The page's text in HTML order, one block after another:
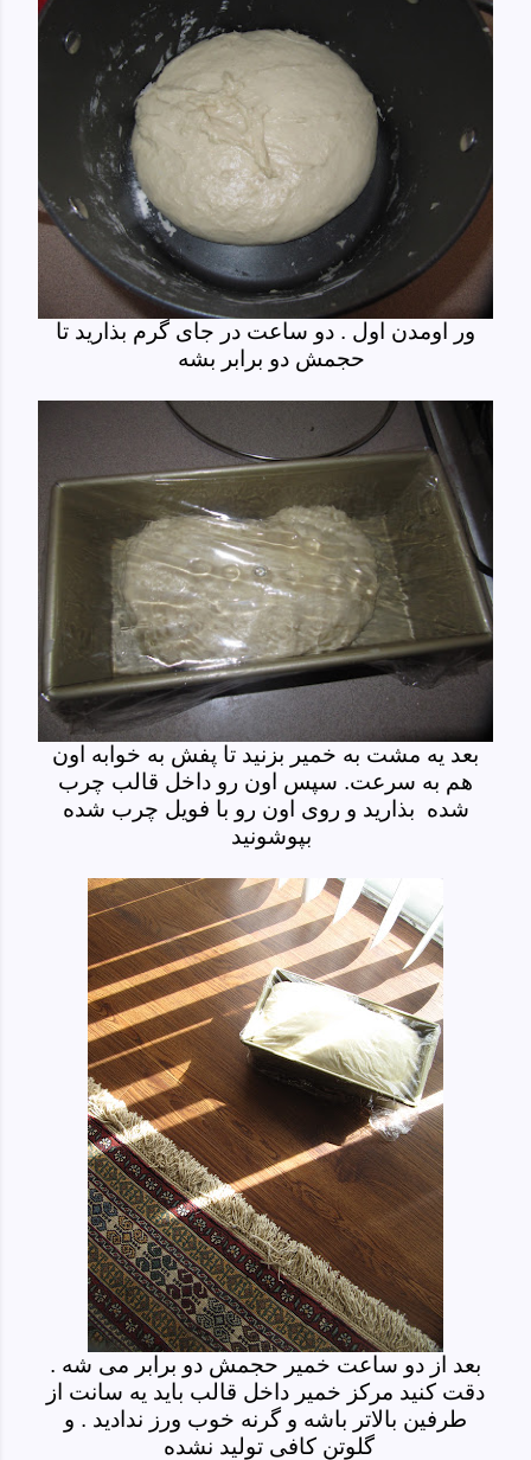
ور اومدن اول . دو ساعت در جای گرم بذارید تا
حجمش دو برابر بشه
بعد یه مشت به خمیر بزنید تا پفش به خوابه اون
هم به سرعت. سپس اون رو داخل قالب چرب
شده بذارید و روی اون رو با فویل چرب شده
بپوشونید
بعد از دو ساعت خمیر حجمش دو برابر می شه .
دقت کنید مرکز خمیر داخل قالب باید یه سانت از
طرفین بالاتر باشه و گرنه خوب ورز ندادید . و
گلوتن کافی تولید نشده